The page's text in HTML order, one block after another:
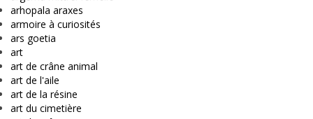
arhopala araxes
armoire à curiosités
ars goetia
art
art de crâne animal
art de l'aile
art de la résine
art du cimetière